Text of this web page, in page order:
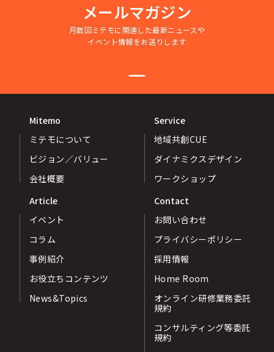
メールマガジン
月数回ミテモに関連した最新ニュースや
イベント情報をお送りします
Mitemo
ミテモについて
ビジョン／バリュー
会社概要
Service
地域共創CUE
ダイナミクスデザイン
ワークショップ
Article
イベント
コラム
事例紹介
お役立ちコンテンツ
News&Topics
Contact
お問い合わせ
プライバシーポリシー
採用情報
Home Room
オンライン研修業務委託
規約
コンサルティング等委託
規約